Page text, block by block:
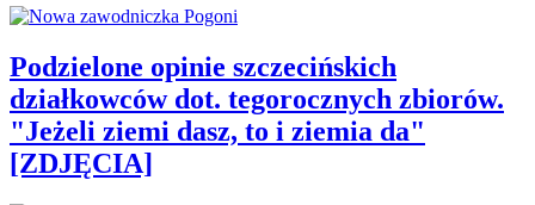
Podzielone opinie szczecińskich
działkowców dot. tegorocznych zbiorów.
"Jeżeli ziemi dasz, to i ziemia da"
[ZDJĘCIA]